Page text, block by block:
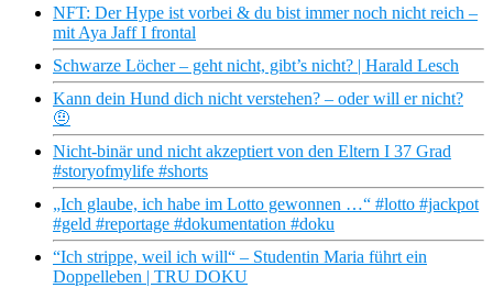
NFT: Der Hype ist vorbei & du bist immer noch nicht reich –
mit Aya Jaff I frontal
Schwarze Löcher – geht nicht, gibt’s nicht? | Harald Lesch
Kann dein Hund dich nicht verstehen? – oder will er nicht?
🤨
Nicht-binär und nicht akzeptiert von den Eltern I 37 Grad
#storyofmylife #shorts
„Ich glaube, ich habe im Lotto gewonnen …“ #lotto #jackpot
#geld #reportage #dokumentation #doku
“Ich strippe, weil ich will“ – Studentin Maria führt ein
Doppelleben | TRU DOKU